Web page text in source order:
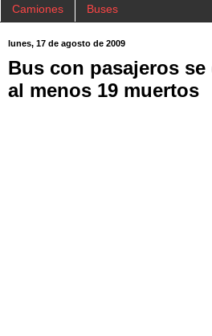
Camiones Buses
lunes, 17 de agosto de 2009
Bus con pasajeros se
al menos 19 muertos